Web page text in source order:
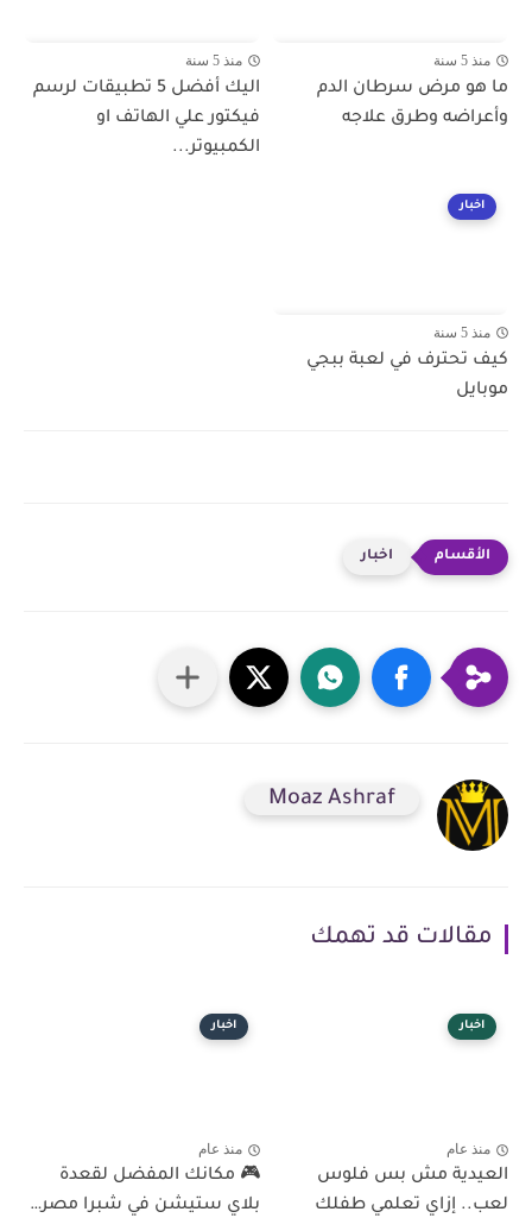
منذ 5 سنة
ما هو مرض سرطان الدم
وأعراضه وطرق علاجه
منذ 5 سنة
اليك أفضل 5 تطبيقات لرسم
فيكتور علي الهاتف او
الكمبيوتر...
اخبار
منذ 5 سنة
كيف تحترف في لعبة ببجي
موبايل
اخبار
Moaz Ashraf
مقالات قد تهمك
اخبار
منذ عام
العيدية مش بس فلوس
لعب.. إزاي تعلمي طفلك
اخبار
منذ عام
🎮 مكانك المفضل لقعدة
بلاي ستيشن في شبرا مصر…